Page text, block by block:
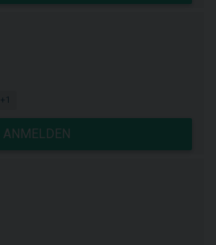
+1
ANMELDEN